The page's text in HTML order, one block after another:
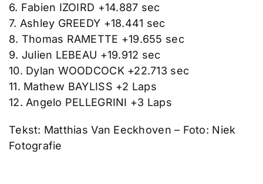
6. Fabien IZOIRD +14.887 sec
7. Ashley GREEDY +18.441 sec
8. Thomas RAMETTE +19.655 sec
9. Julien LEBEAU +19.912 sec
10. Dylan WOODCOCK +22.713 sec
11. Mathew BAYLISS +2 Laps
12. Angelo PELLEGRINI +3 Laps
Tekst: Matthias Van Eeckhoven – Foto: Niek
Fotografie